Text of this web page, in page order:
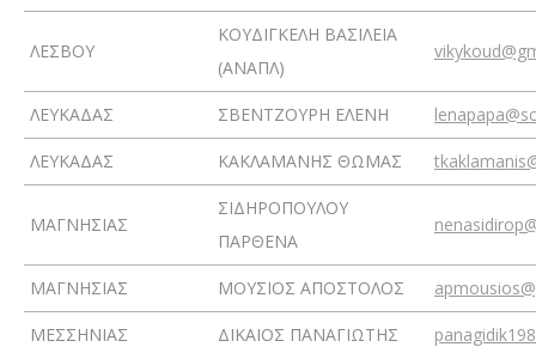
ΛΕΣΒΟΥ
ΚΟΥΔΙΓΚΕΛΗ ΒΑΣΙΛΕΙΑ
(ΑΝΑΠΛ)
ΛΕΥΚΑΔΑΣ ΣΒΕΝΤΖΟΥΡΗ ΕΛΕΝΗ
ΛΕΥΚΑΔΑΣ ΚΑΚΛΑΜΑΝΗΣ ΘΩΜΑΣ
ΜΑΓΝΗΣΙΑΣ
ΣΙΔΗΡΟΠΟΥΛΟΥ
ΠΑΡΘΕΝΑ
ΜΑΓΝΗΣΙΑΣ ΜΟΥΣΙΟΣ ΑΠΟΣΤΟΛΟΣ
ΜΕΣΣΗΝΙΑΣ ΔΙΚΑΙΟΣ ΠΑΝΑΓΙΩΤΗΣ